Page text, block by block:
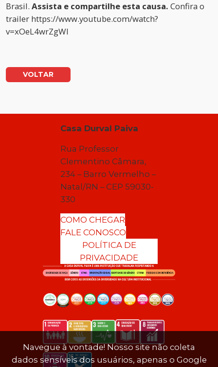
Brasil. Assista e compartilhe esta causa. Confira o
trailer https://www.youtube.com/watch?
v=xOeL4wrZgWI
VOLTAR
Casa Durval Paiva
Rua Professor
Clementino Câmara,
234 – Barro Vermelho –
Natal/RN – CEP 59030-
330
COMO CHEGAR
FALE CONOSCO
POLÍTICA DE
PRIVACIDADE
Navegue à vontade! Nosso site não coleta
dados sensíveis dos usuários, apenas o Google